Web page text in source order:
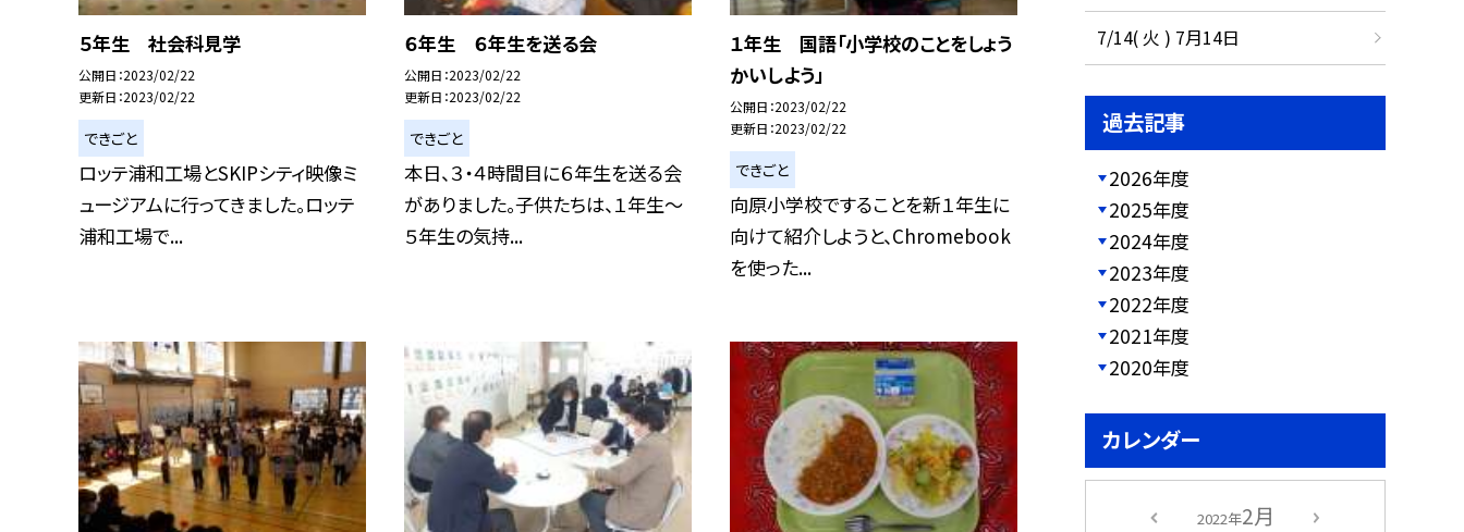
５年生 社会科見学
公開日 2023/02/22
更新日 2023/02/22
できごと
ロッテ浦和工場とSKIPシティ映像ミ
ュージアムに行ってきました。ロッテ
浦和工場で...
６年生 ６年生を送る会
公開日 2023/02/22
更新日 2023/02/22
できごと
本日、３・４時間目に６年生を送る会
がありました。子供たちは、１年生〜
５年生の気持...
１年生 国語「小学校のことをしょう
かいしよう」
公開日 2023/02/22
更新日 2023/02/22
できごと
向原小学校ですることを新１年生に
向けて紹介しようと、Chromebook
を使った...
7/14( 火 ) 7月14日
過去記事
2026年度
2025年度
2024年度
2023年度
2022年度
2021年度
2020年度
カレンダー
2022年2月